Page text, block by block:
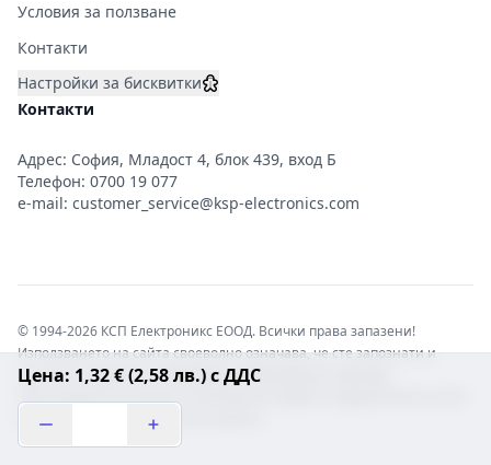
Цена: 1,32 € (2,58 лв.) с ДДС
Условия за ползване
Контакти
Настройки за бисквитки
Контакти
Адрес: София, Младост 4, блок 439, вход Б
Телефон: 0700 19 077
e-mail: customer_service@ksp-electronics.com
© 1994-2026 КСП Електроникс ЕООД. Всички права запазени!
Използването на сайта своеволно означава, че сте запознати и
съгласни с правната информация обвързваща софтуера.
отговорност с цялата сила на закона!